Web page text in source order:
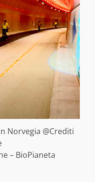
Norvegia @Crediti
– BioPianeta